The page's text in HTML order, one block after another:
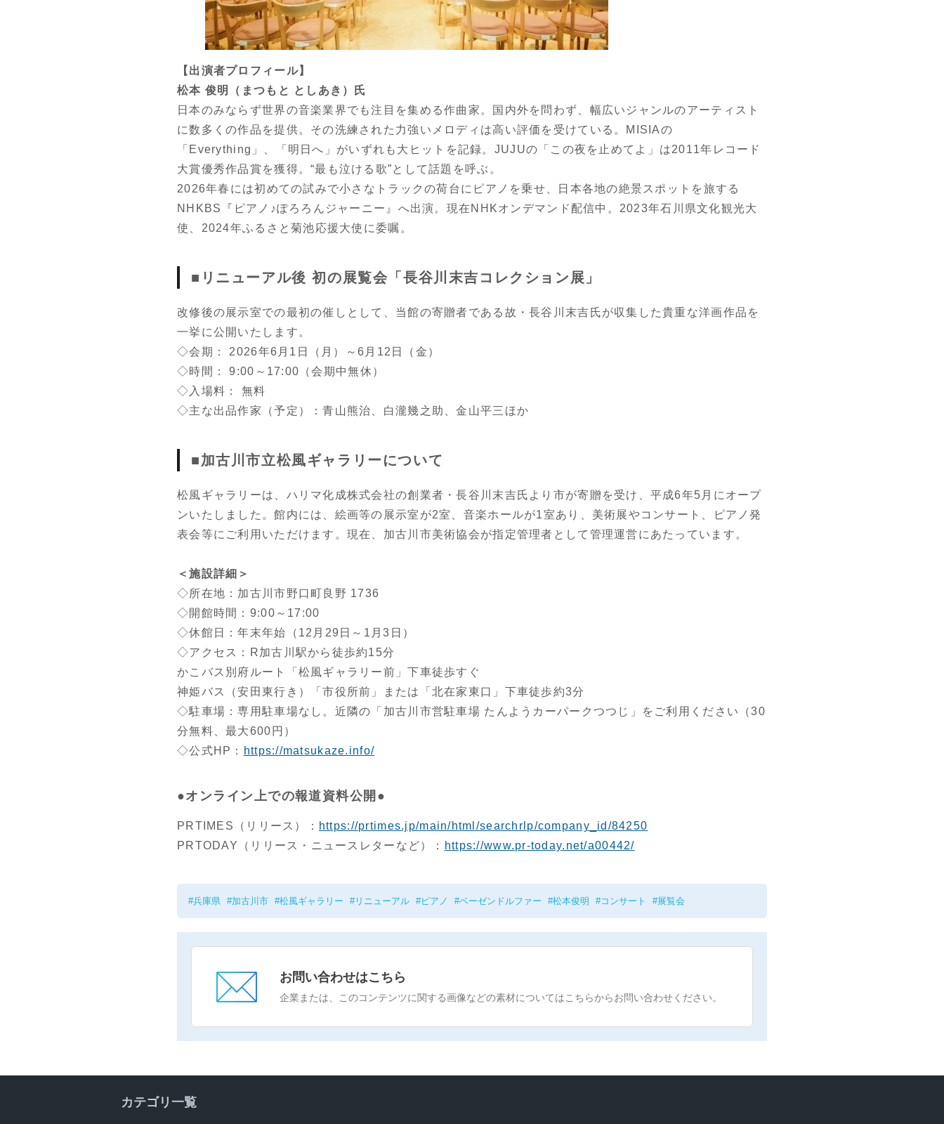
【出演者プロフィール】
松本 俊明（まつもと としあき）氏
日本のみならず世界の音楽業界でも注目を集める作曲家。国内外を問わず、幅広いジャンルのアーティスト
に数多くの作品を提供。その洗練された力強いメロディは高い評価を受けている。MISIAの
「Everything」、「明日へ」がいずれも大ヒットを記録。JUJUの「この夜を止めてよ」は2011年レコード
大賞優秀作品賞を獲得。“最も泣ける歌”として話題を呼ぶ。
2026年春には初めての試みで小さなトラックの荷台にピアノを乗せ、日本各地の絶景スポットを旅する
NHKBS『ピアノ♪ぽろろんジャーニー』へ出演。現在NHKオンデマンド配信中。2023年石川県文化観光大
使、2024年ふるさと菊池応援大使に委嘱。
■リニューアル後 初の展覧会「長谷川末吉コレクション展」
改修後の展示室での最初の催しとして、当館の寄贈者である故・長谷川末吉氏が収集した貴重な洋画作品を
一挙に公開いたします。
◇会期： 2026年6月1日（月）～6月12日（金）
◇時間： 9:00～17:00（会期中無休）
◇入場料： 無料
◇主な出品作家（予定）：青山熊治、白瀧幾之助、金山平三ほか
■加古川市立松風ギャラリーについて
松風ギャラリーは、ハリマ化成株式会社の創業者・長谷川末吉氏より市が寄贈を受け、平成6年5月にオープ
ンいたしました。館内には、絵画等の展示室が2室、音楽ホールが1室あり、美術展やコンサート、ピアノ発
表会等にご利用いただけます。現在、加古川市美術協会が指定管理者として管理運営にあたっています。
＜施設詳細＞
◇所在地：加古川市野口町良野 1736
◇開館時間：9:00～17:00
◇休館日：年末年始（12月29日～1月3日）
◇アクセス：R加古川駅から徒歩約15分
かこバス別府ルート「松風ギャラリー前」下車徒歩すぐ
神姫バス（安田東行き）「市役所前」または「北在家東口」下車徒歩約3分
◇駐車場：専用駐車場なし。近隣の「加古川市営駐車場 たんようカーパークつつじ」をご利用ください（30
分無料、最大600円）
◇公式HP：
https://matsukaze.info/
●オンライン上での報道資料公開●
PRTIMES（リリース）： https://prtimes.jp/main/html/searchrlp/company_id/84250
PRTODAY（リリース・ニュースレターなど）：
https://www.pr-today.net/a00442/
兵庫県 加古川市 松風ギャラリー リニューアル ピアノ ベーゼンドルファー 松本俊明 コンサート 展覧会
お問い合わせはこちら
企業または、このコンテンツに関する画像などの素材についてはこちらからお問い合わせください。
カテゴリ一覧